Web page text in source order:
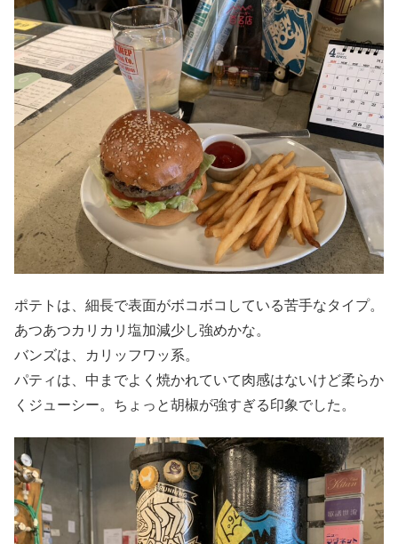
ポテトは、細長で表面がボコボコしている苦手なタイプ。
あつあつカリカリ塩加減少し強めかな。
バンズは、カリッフワッ系。
パティは、中までよく焼かれていて肉感はないけど柔らか
くジューシー。ちょっと胡椒が強すぎる印象でした。